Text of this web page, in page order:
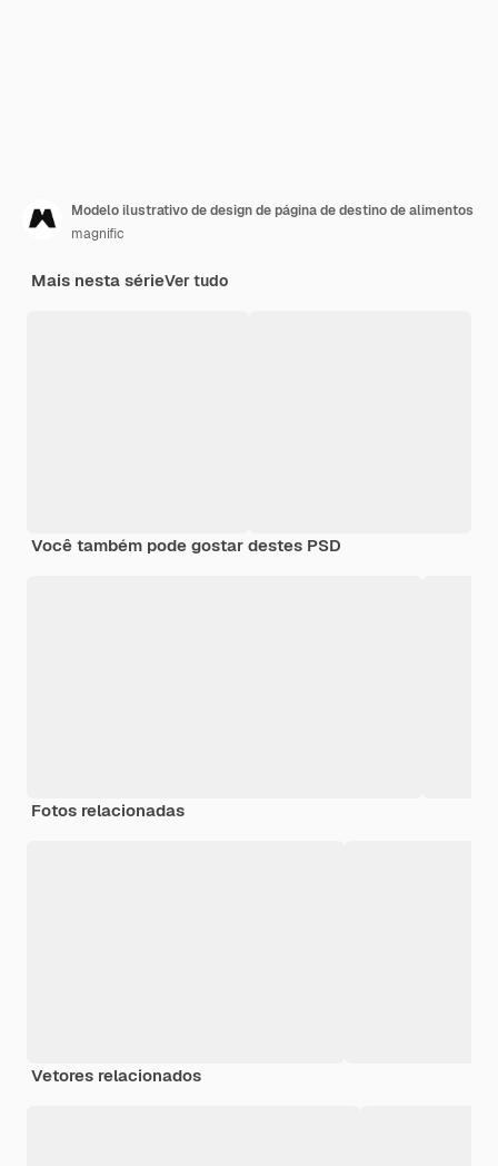
Modelo ilustrativo de design de página de destino de alimentos
magnific
Mais nesta sérieVer tudo
Você também pode gostar destes PSD
Fotos relacionadas
Vetores relacionados